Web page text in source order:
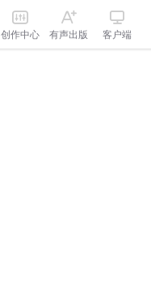
创作中心 有声出版 客户端